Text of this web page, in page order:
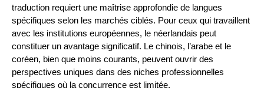
traduction requiert une maîtrise approfondie de langues
spécifiques selon les marchés ciblés. Pour ceux qui travaillent
avec les institutions européennes, le néerlandais peut
constituer un avantage significatif. Le chinois, l’arabe et le
coréen, bien que moins courants, peuvent ouvrir des
perspectives uniques dans des niches professionnelles
spécifiques où la concurrence est limitée.